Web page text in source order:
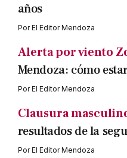
años
PorEl Editor Mendoza
Alerta por viento
Mendoza: cómo
PorEl Editor Mendoza
Clausura
resultados de la
PorEl Editor Mendoza